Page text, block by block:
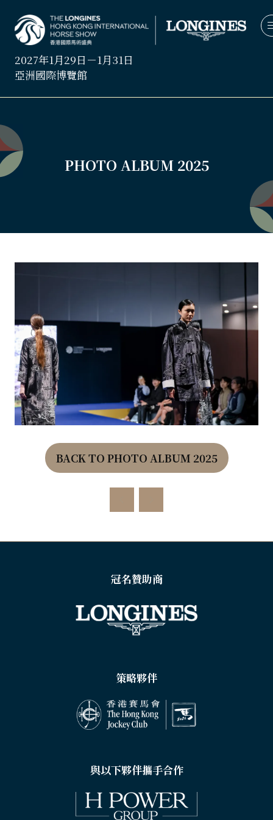
2027年1月29日－1月31日
亞洲國際博覽館
PHOTO ALBUM 2025
BACK TO PHOTO ALBUM 2025
(OPENS
NEW
冠名贊助商
策略夥伴
與以下夥伴攜手合作